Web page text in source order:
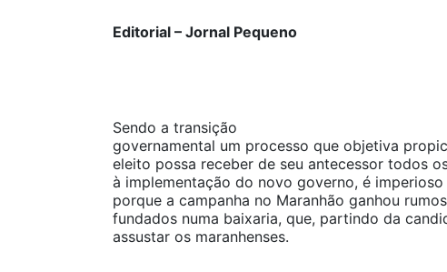
Editorial – Jornal Pequeno
Sendo a transição
governamental um processo que objetiva
eleito possa receber de seu antecessor todos
à implementação do novo governo, é
porque a campanha no Maranhão ganhou
fundados numa baixaria, que, partindo da
assustar os maranhenses.